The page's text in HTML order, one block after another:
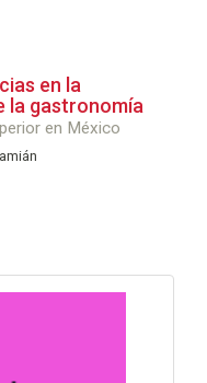
en la
la gastronomía
en México